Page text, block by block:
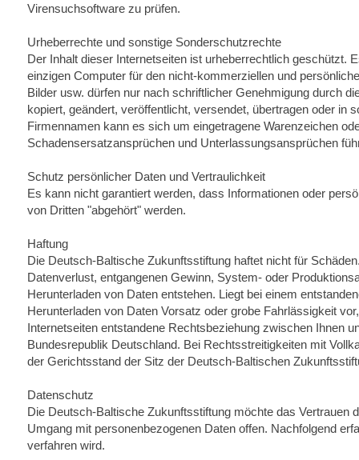
Virensuchsoftware zu prüfen.
Urheberrechte und sonstige Sonderschutzrechte
Der Inhalt dieser Internetseiten ist urheberrechtlich geschützt.
einzigen Computer für den nicht-kommerziellen und
Bilder usw. dürfen nur nach schriftlicher Genehmigung durch
kopiert, geändert, veröffentlicht, versendet, übertragen oder in
Firmennamen kann es sich um eingetragene Warenzeichen
Schadensersatzansprüchen und Unterlassungsansprüchen
Schutz persönlicher Daten und Vertraulichkeit
Es kann nicht garantiert werden, dass Informationen oder
von Dritten "abgehört" werden.
Haftung
Die Deutsch-Baltische Zukunftsstiftung haftet nicht für
Datenverlust, entgangenen Gewinn, System- oder
Herunterladen von Daten entstehen. Liegt bei einem
Herunterladen von Daten Vorsatz oder grobe Fahrlässigkeit
Internetseiten entstandene Rechtsbeziehung zwischen Ihnen
Bundesrepublik Deutschland. Bei Rechtsstreitigkeiten mit
der Gerichtsstand der Sitz der Deutsch-Baltischen
Datenschutz
Die Deutsch-Baltische Zukunftsstiftung möchte das Vertrauen
Umgang mit personenbezogenen Daten offen. Nachfolgend
verfahren wird.